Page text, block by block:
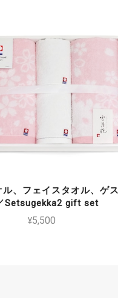
、フェイスタオル、ゲ
Setsugekka2 gift set
¥5,500